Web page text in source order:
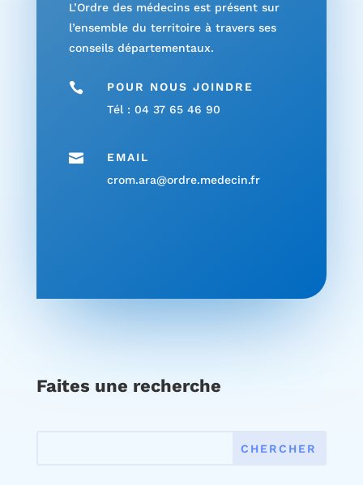
L’Ordre des médecins est présent sur
l’ensemble du territoire à travers ses
conseils départementaux.

POUR NOUS JOINDRE
Tél : 04 37 65 46 90

EMAIL
crom.ara@ordre.medecin.fr
Faites une recherche